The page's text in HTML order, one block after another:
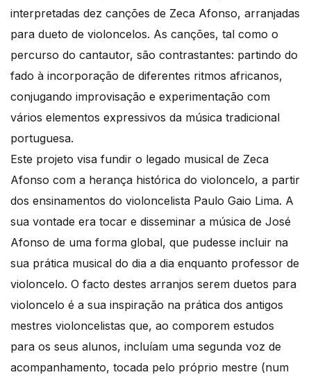
interpretadas dez canções de Zeca Afonso, arranjadas
para dueto de violoncelos. As canções, tal como o
percurso do cantautor, são contrastantes: partindo do
fado à incorporação de diferentes ritmos africanos,
conjugando improvisação e experimentação com
vários elementos expressivos da música tradicional
portuguesa.
Este projeto visa fundir o legado musical de Zeca
Afonso com a herança histórica do violoncelo, a partir
dos ensinamentos do violoncelista Paulo Gaio Lima. A
sua vontade era tocar e disseminar a música de José
Afonso de uma forma global, que pudesse incluir na
sua prática musical do dia a dia enquanto professor de
violoncelo. O facto destes arranjos serem duetos para
violoncelo é a sua inspiração na prática dos antigos
mestres violoncelistas que, ao comporem estudos
para os seus alunos, incluíam uma segunda voz de
acompanhamento, tocada pelo próprio mestre (num